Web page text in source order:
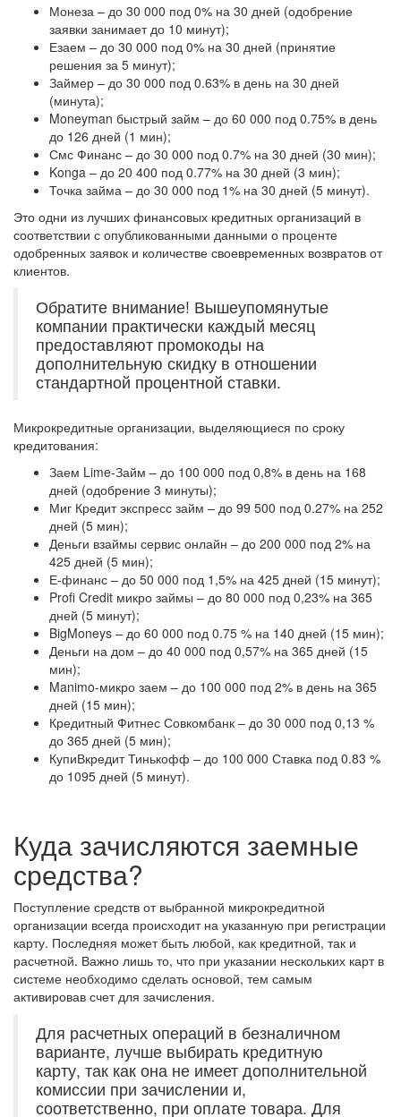
Монеза – до 30 000 под 0% на 30 дней (одобрение
заявки занимает до 10 минут);
Езаем – до 30 000 под 0% на 30 дней (принятие
решения за 5 минут);
Займер – до 30 000 под 0.63% в день на 30 дней
(минута);
Moneyman быстрый займ – до 60 000 под 0.75% в день
до 126 дней (1 мин);
Смс Финанс – до 30 000 под 0.7% на 30 дней (30 мин);
Konga – до 20 400 под 0.77% на 30 дней (3 мин);
Точка займа – до 30 000 под 1% на 30 дней (5 минут).
Это одни из лучших финансовых кредитных организаций в
соответствии с опубликованными данными о проценте
одобренных заявок и количестве своевременных возвратов от
клиентов.
Обратите внимание! Вышеупомянутые
компании практически каждый месяц
предоставляют промокоды на
дополнительную скидку в отношении
стандартной процентной ставки.
Микрокредитные организации, выделяющиеся по сроку
кредитования:
Заем Lime-Займ – до 100 000 под 0,8% в день на 168
дней (одобрение 3 минуты);
Миг Кредит экспресс займ – до 99 500 под 0.27% на 252
дней (5 мин);
Деньги взаймы сервис онлайн – до 200 000 под 2% на
425 дней (5 мин);
Е-финанс – до 50 000 под 1,5% на 425 дней (15 минут);
Profi Credit микро займы – до 80 000 под 0,23% на 365
дней (5 минут);
BigMoneys – до 60 000 под 0.75 % на 140 дней (15 мин);
Деньги на дом – до 40 000 под 0,57% на 365 дней (15
мин);
Manimo-микро заем – до 100 000 под 2% в день на 365
дней (15 мин);
Кредитный Фитнес Совкомбанк – до 30 000 под 0,13 %
до 365 дней (5 мин);
КупиВкредит Тинькофф – до 100 000 Ставка под 0.83 %
до 1095 дней (5 минут).
Куда зачисляются заемные
средства?
Поступление средств от выбранной микрокредитной
организации всегда происходит на указанную при регистрации
карту. Последняя может быть любой, как кредитной, так и
расчетной. Важно лишь то, что при указании нескольких карт в
системе необходимо сделать основой, тем самым
активировав счет для зачисления.
Для расчетных операций в безналичном
варианте, лучше выбирать кредитную
карту, так как она не имеет дополнительной
комиссии при зачислении и,
соответственно, при оплате товара. Для